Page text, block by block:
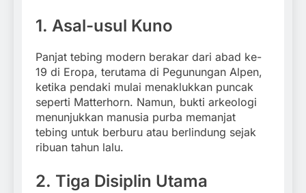
1. Asal-usul Kuno
Panjat tebing modern berakar dari abad ke-
19 di Eropa, terutama di Pegunungan Alpen,
ketika pendaki mulai menaklukkan puncak
seperti Matterhorn. Namun, bukti arkeologi
menunjukkan manusia purba memanjat
tebing untuk berburu atau berlindung sejak
ribuan tahun lalu.
2. Tiga Disiplin Utama